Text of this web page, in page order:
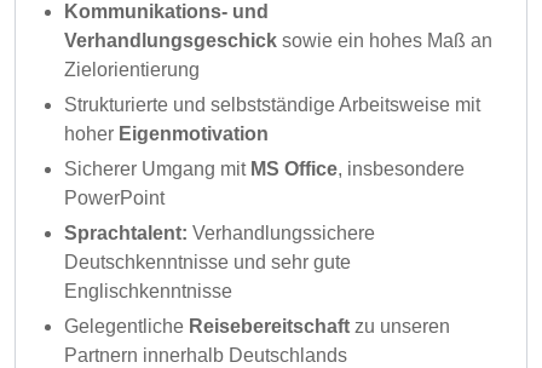
Kommunikations- und
Verhandlungsgeschick sowie ein hohes Maß an
Zielorientierung
Strukturierte und selbstständige Arbeitsweise mit
hoher Eigenmotivation
Sicherer Umgang mit MS Office, insbesondere
PowerPoint
Sprachtalent: Verhandlungssichere
Deutschkenntnisse und sehr gute
Englischkenntnisse
Gelegentliche Reisebereitschaft zu unseren
Partnern innerhalb Deutschlands